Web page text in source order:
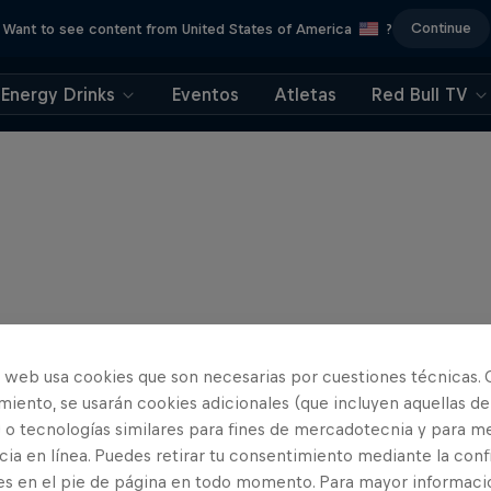
Want to see content from United States of America ? Continue
Energy Drinks Eventos Atletas Red Bull TV
web usa cookies que son necesarias por cuestiones técnicas.
se usarán cookies adicionales (que incluyen aquellas de
tecnologías similares para fines de mercadotecnia y para
en línea. Puedes retirar tu consentimiento mediante la
en el pie de página en todo momento. Para mayor